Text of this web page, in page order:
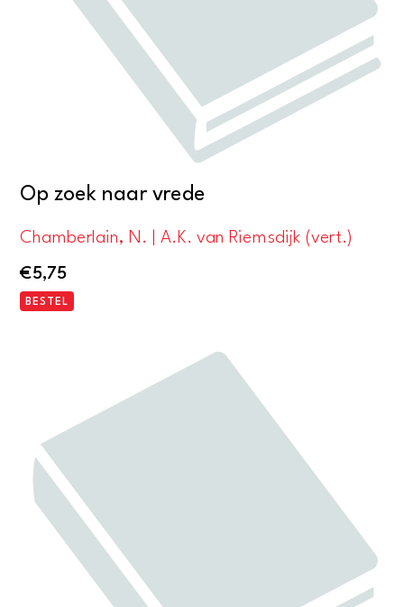
Op zoek naar vrede
Chamberlain, N. | A.K. van Riemsdijk (vert.)
€5,75
BESTEL